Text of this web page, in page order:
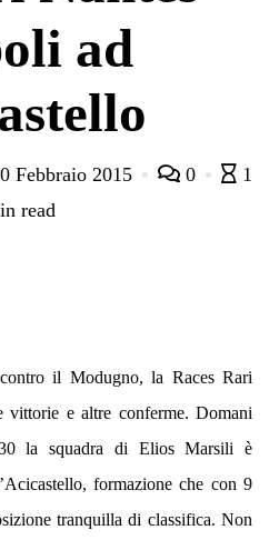
ad
Febbraio 2015 0
1
read
il Modugno, la Races Rari
vittorie e altre conferme. Domani
la squadra di Elios Marsili è
formazione che con 9
tranquilla di classifica. Non